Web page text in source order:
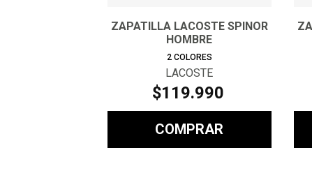
ZAPATILLA LACOSTE SPINOR
HOMBRE
2 COLORES
LACOSTE
$119.990
COMPRAR